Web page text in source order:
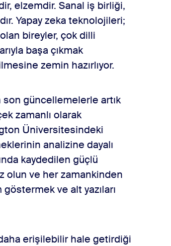
elzemdir. Sanal iş birliği,
Yapay zeka teknolojileri;
bireyler, çok dilli
başa çıkmak
zemin hazırlıyor.
son güncellemelerle artık
zamanlı olarak
Üniversitesindeki
analizine dayalı
kaydedilen güçlü
olun ve her zamankinden
ve alt yazıları
erişilebilir hale getirdiği